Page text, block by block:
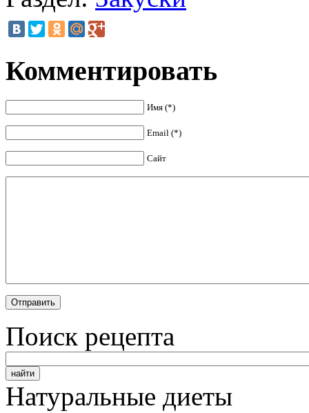
Комментировать
Имя (*)
Email (*)
Сайт
Поиск рецепта
Натуральные диеты